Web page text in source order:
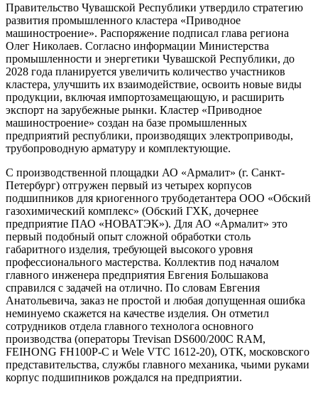
Правительство Чувашской Республики утвердило стратегию
развития промышленного кластера «Приводное
машиностроение». Распоряжение подписал глава региона
Олег Николаев. Согласно информации Министерства
промышленности и энергетики Чувашской Республики, до
2028 года планируется увеличить количество участников
кластера, улучшить их взаимодействие, освоить новые виды
продукции, включая импортозамещающую, и расширить
экспорт на зарубежные рынки. Кластер «Приводное
машиностроение» создан на базе промышленных
предприятий республики, производящих электроприводы,
трубопроводную арматуру и комплектующие.
С производственной площадки АО «Армалит» (г. Санкт-
Петербург) отгружен первый из четырех корпусов
подшипников для криогенного трубодетантера ООО «Обский
газохимический комплекс» (Обский ГХК, дочернее
предприятие ПАО «НОВАТЭК»). Для АО «Армалит» это
первый подобный опыт сложной обработки столь
габаритного изделия, требующей высокого уровня
профессионального мастерства. Коллектив под началом
главного инженера предприятия Евгения Большакова
справился с задачей на отлично. По словам Евгения
Анатольевича, заказ не простой и любая допущенная ошибка
неминуемо скажется на качестве изделия. Он отметил
сотрудников отдела главного технолога основного
производства (операторы Trevisan DS600/200C RAM,
FEIHONG FH100P-C и Wele VTC 1612-20), ОТК, московского
представительства, службы главного механика, чьими руками
корпус подшипников рождался на предприятии.